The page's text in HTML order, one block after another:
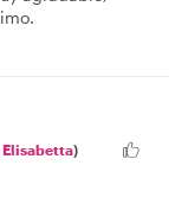
Elisabetta)